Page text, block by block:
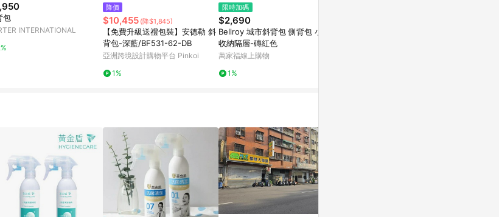
包
INTERNATIONAL
降價
$10,455 (降$1,845)
【免費升級送禮包裝】安德勒 斜
背包-深藍/BF531-62-DB
亞洲跨境設計購物平台 Pinkoi
1%
限時加碼
$2,690
Bellroy 城市斜背包 側背包 小包
收納隔層-磚紅色
萬家福線上購物
1%